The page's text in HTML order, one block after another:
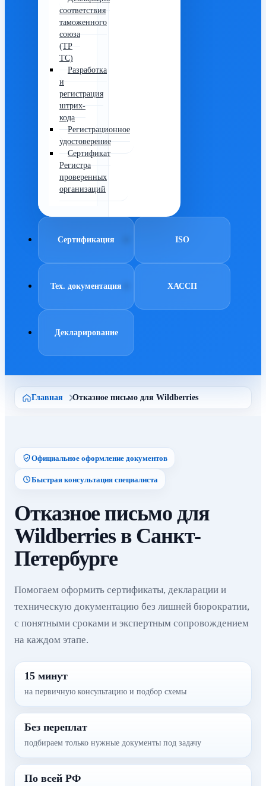
соответствия
таможенного
союза
(ТР
ТС)
Разработка
и
регистрация
штрих-
кода
Регистрационное
удостоверение
Сертификат
Регистра
проверенных
организаций
Сертификация ISO
Тех. документация ХАССП
Декларирование
Главная Отказное письмо для Wildberries
Официальное оформление документов
Быстрая консультация специалиста
Отказное письмо для
Wildberries в Санкт-
Петербурге
Помогаем оформить сертификаты, декларации и
техническую документацию без лишней бюрократии,
с понятными сроками и экспертным сопровождением
на каждом этапе.
15 минут
на первичную консультацию и подбор схемы
Без переплат
подбираем только нужные документы под задачу
По всей РФ